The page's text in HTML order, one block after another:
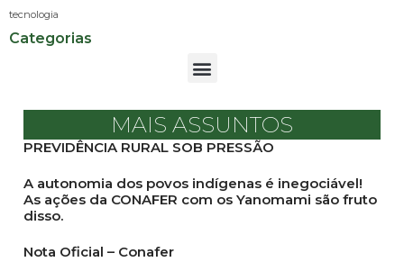
tecnologia
Categorias
MAIS ASSUNTOS
PREVIDÊNCIA RURAL SOB PRESSÃO
A autonomia dos povos indígenas é inegociável!
As ações da CONAFER com os Yanomami são fruto
disso.
Nota Oficial – Conafer